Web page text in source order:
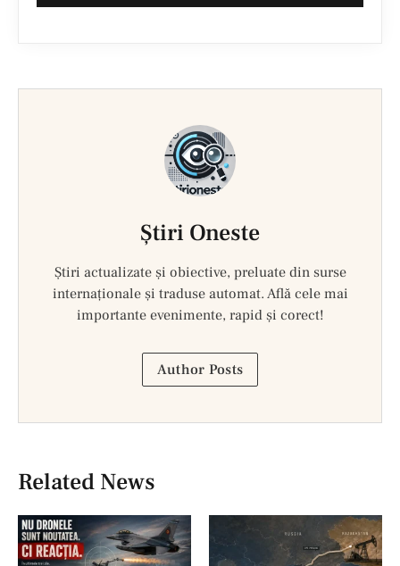
Ştiri Oneste
Știri actualizate și obiective, preluate din surse
internaționale și traduse automat. Află cele mai
importante evenimente, rapid și corect!
Author Posts
Related News